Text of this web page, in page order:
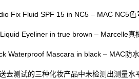
Fix Fluid SPF 15 in NC5 – MAC NC5色
Eyeliner in true brown – Marcelle真
Waterproof Mascara in black – MAC防水
去测试的三种化妆产品中未检测出测量水